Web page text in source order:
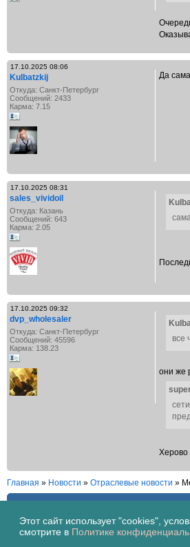
Этот сайт использует "cookies",
смотрите в Политике
17.10.2025 08:06
Kulbatzkij
Откуда: Санкт-Петербург
Сообщений: 2433
Карма: 7.15
Да
17.10.2025 08:31
sales_vividoil
Откуда: Казань
Сообщений: 643
Карма: 2.05
17.10.2025 09:32
dvp_wholesaler
Откуда: Санкт-Петербург
Сообщений: 45596
Карма: 138.23
все
они же
Херово
Главная » Новости » Отраслевые новости »